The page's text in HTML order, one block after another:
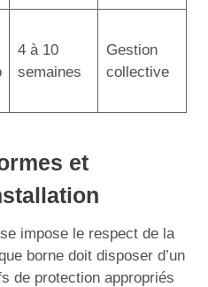
4 à 10
semaines
Gestion
collective
et
impose le respect de la
borne doit disposer d’un
de protection appropriés